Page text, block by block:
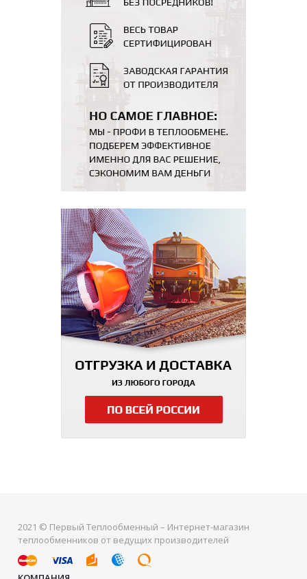
2021 © Первый Теплообменный – Интернет-магазин
теплообменников от ведущих производителей